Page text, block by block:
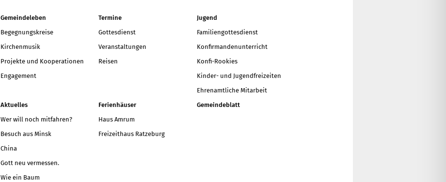
Gemeindeleben
Begegnungskreise
Kirchenmusik
Projekte und Kooperationen
Engagement
Termine
Gottesdienst
Veranstaltungen
Reisen
Jugend
Familiengottesdienst
Konfirmandenunterricht
Konfi-Rookies
Kinder- und Jugendfreizeiten
Ehrenamtliche Mitarbeit
Aktuelles
Wer will noch mitfahren?
Besuch aus Minsk
China
Gott neu vermessen.
Wie ein Baum
Ferienhäuser
Haus Amrum
Freizeithaus Ratzeburg
Gemeindeblatt